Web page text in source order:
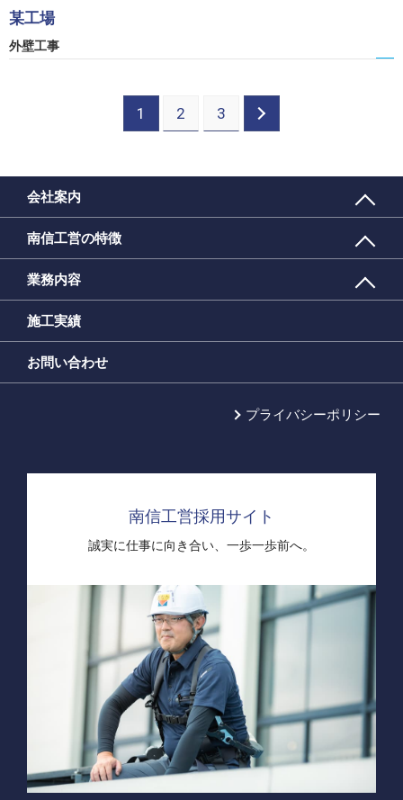
某工場
外壁工事
1 2 3
会社案内
南信工営の特徴
業務内容
施工実績
お問い合わせ
プライバシーポリシー
南信工営採用サイト
誠実に仕事に向き合い、 一歩一歩前へ。